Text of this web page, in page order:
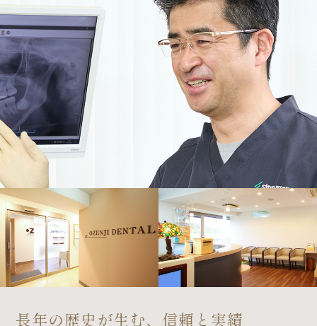
長年の歴史が生む、信頼と実績